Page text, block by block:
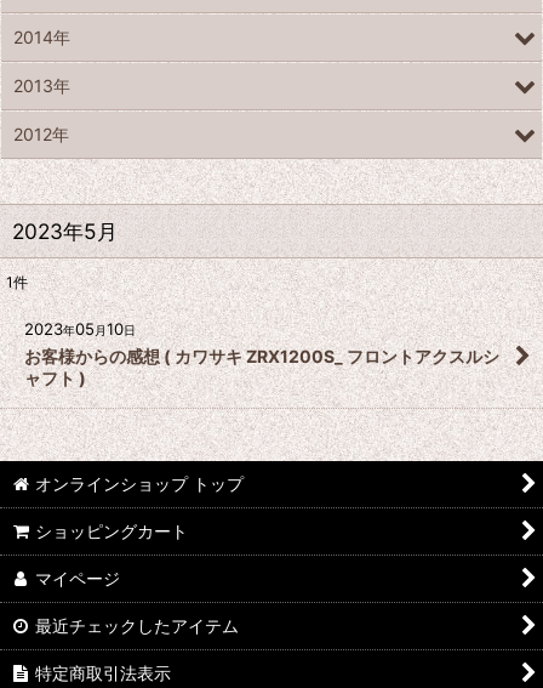
2023年5月
1件
2023年05月10日
お客様からの感想 ( カワサキ ZRX1200S_ フロントアクスルシ
ャフト )
2014年
2013年
2012年
オンラインショップ トップ
ショッピングカート
マイページ
最近チェックしたアイテム
特定商取引法表示